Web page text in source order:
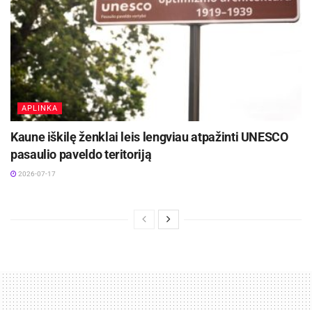
APLINKA
Kaune iškilę ženklai leis lengviau atpažinti UNESCO
pasaulio paveldo teritoriją
2026-07-17